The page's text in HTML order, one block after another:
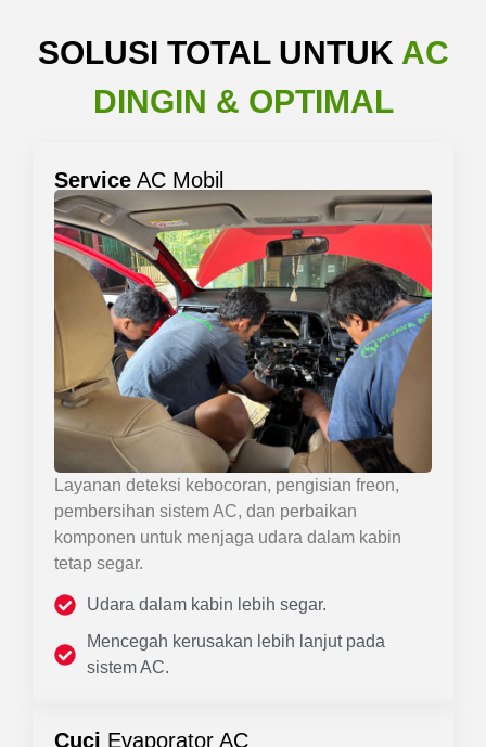
SOLUSI TOTAL UNTUK AC
DINGIN & OPTIMAL
Service AC Mobil
Layanan deteksi kebocoran, pengisian freon,
pembersihan sistem AC, dan perbaikan
komponen untuk menjaga udara dalam kabin
tetap segar.
Udara dalam kabin lebih segar.
Mencegah kerusakan lebih lanjut pada
sistem AC.
Cuci Evaporator AC